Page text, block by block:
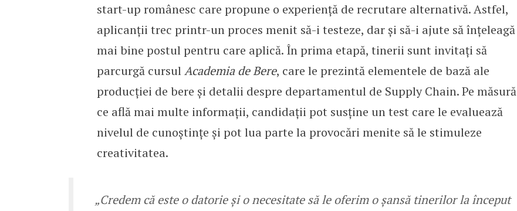
start-up românesc care propune o experiență de recrutare alternativă. Astfel,
aplicanții trec printr-un proces menit să-i testeze, dar și să-i ajute să înțeleagă
mai bine postul pentru care aplică. În prima etapă, tinerii sunt invitați să
parcurgă cursulAcademia de Bere, care le prezintă elementele de bază ale
producției de bere și detalii despre departamentul de Supply Chain. Pe măsură
ce află mai multe informații, candidații pot susține un test care le evaluează
nivelul de cunoștințe și pot lua parte la provocări menite să le stimuleze
creativitatea.
„Credem că este o datorie și o necesitate să le oferim o șansă tinerilor la început